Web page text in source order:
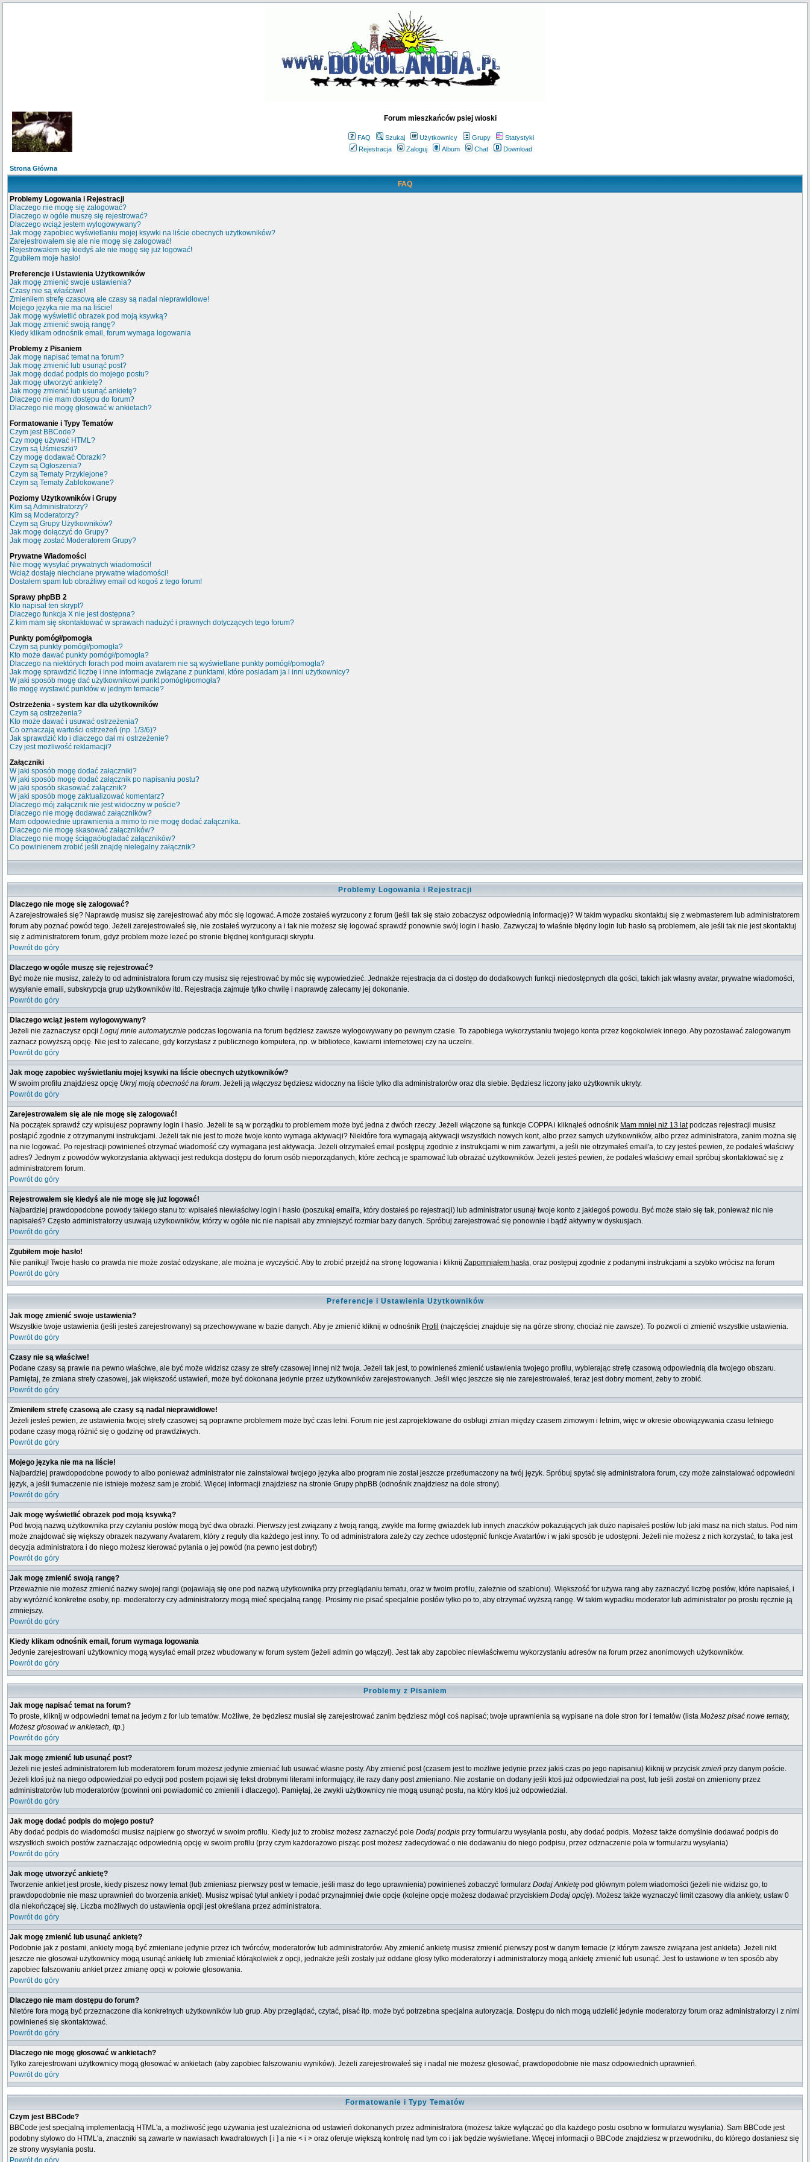
Forum mieszkańców psiej wioski
FAQ Szukaj Użytkownicy Grupy
Statystyki
Rejestracja
Zaloguj Album Chat Download
Strona Główna
FAQ
Problemy Logowania i Rejestracji
Dlaczego nie mogę się zalogować?
Dlaczego w ogóle muszę się rejestrować?
Dlaczego wciąż jestem wylogowywany?
Jak mogę zapobiec wyświetlaniu mojej ksywki na liście obecnych użytkowników?
Zarejestrowałem się ale nie mogę się zalogować!
Rejestrowałem się kiedyś ale nie mogę się już logować!
Zgubiłem moje hasło!
Preferencje i Ustawienia Użytkowników
Jak mogę zmienić swoje ustawienia?
Czasy nie są właściwe!
Zmieniłem strefę czasową ale czasy są nadal nieprawidłowe!
Mojego języka nie ma na liście!
Jak mogę wyświetlić obrazek pod moją ksywką?
Jak mogę zmienić swoją rangę?
Kiedy klikam odnośnik email, forum wymaga logowania
Problemy z Pisaniem
Jak mogę napisać temat na forum?
Jak mogę zmienić lub usunąć post?
Jak mogę dodać podpis do mojego postu?
Jak mogę utworzyć ankietę?
Jak mogę zmienić lub usunąć ankietę?
Dlaczego nie mam dostępu do forum?
Dlaczego nie mogę głosować w ankietach?
Formatowanie i Typy Tematów
Czym jest BBCode?
Czy mogę używać HTML?
Czym są Uśmieszki?
Czy mogę dodawać Obrazki?
Czym są Ogłoszenia?
Czym są Tematy Przyklejone?
Czym są Tematy Zablokowane?
Poziomy Użytkowników i Grupy
Kim są Administratorzy?
Kim są Moderatorzy?
Czym są Grupy Użytkowników?
Jak mogę dołączyć do Grupy?
Jak mogę zostać Moderatorem Grupy?
Prywatne Wiadomości
Nie mogę wysyłać prywatnych wiadomości!
Wciąż dostaję niechciane prywatne wiadomości!
Dostałem spam lub obraźliwy email od kogoś z tego forum!
Sprawy phpBB 2
Kto napisał ten skrypt?
Dlaczego funkcja X nie jest dostępna?
Z kim mam się skontaktować w sprawach nadużyć i prawnych dotyczących tego forum?
Punkty pomógł/pomogła
Czym są punkty pomógł/pomogła?
Kto może dawać punkty pomógł/pomogła?
Dlaczego na niektórych forach pod moim avatarem nie są wyświetlane punkty pomógł/pomogła?
Jak mogę sprawdzić liczbę i inne informacje związane z punktami, które posiadam ja i inni użytkownicy?
W jaki sposób mogę dać użytkownikowi punkt pomógł/pomogła?
Ile mogę wystawić punktów w jednym temacie?
Ostrzeżenia - system kar dla użytkowników
Czym są ostrzeżenia?
Kto może dawać i usuwać ostrzeżenia?
Co oznaczają wartości ostrzeżeń (np. 1/3/6)?
Jak sprawdzić kto i dlaczego dał mi ostrzeżenie?
Czy jest możliwość reklamacji?
Załączniki
W jaki sposób mogę dodać załączniki?
W jaki sposób mogę dodać załącznik po napisaniu postu?
W jaki sposób skasować załącznik?
W jaki sposób mogę zaktualizować komentarz?
Dlaczego mój załącznik nie jest widoczny w poście?
Dlaczego nie mogę dodawać załączników?
Mam odpowiednie uprawnienia a mimo to nie mogę dodać załącznika.
Dlaczego nie mogę skasować załączników?
Dlaczego nie mogę ściągać/ogladać załączników?
Co powinienem zrobić jeśli znajdę nielegalny załącznik?
Problemy Logowania i Rejestracji
Dlaczego nie mogę się zalogować?
A zarejestrowałeś się? Naprawdę musisz się zarejestrować aby móc się logować. A może zostałeś wyrzucony z forum (jeśli tak się stało zobaczysz odpowiednią informację)? W takim wypadku skontaktuj się z webmasterem lub administratorem
forum aby poznać powód tego. Jeżeli zarejestrowałeś się, nie zostałeś wyrzucony a i tak nie możesz się logować sprawdź ponownie swój login i hasło. Zazwyczaj to właśnie błędny login lub hasło są problemem, ale jeśli tak nie jest skontaktuj
się z administratorem forum, gdyż problem może leżeć po stronie błędnej konfiguracji skryptu.
Powrót do góry
Dlaczego w ogóle muszę się rejestrować?
Być może nie musisz, zależy to od administratora forum czy musisz się rejestrować by móc się wypowiedzieć. Jednakże rejestracja da ci dostęp do dodatkowych funkcji niedostępnych dla gości, takich jak własny avatar, prywatne wiadomości,
wysyłanie emaili, subskrypcja grup użytkowników itd. Rejestracja zajmuje tylko chwilę i naprawdę zalecamy jej dokonanie.
Powrót do góry
Dlaczego wciąż jestem wylogowywany?
Jeżeli nie zaznaczysz opcji Loguj mnie automatycznie podczas logowania na forum będziesz zawsze wylogowywany po pewnym czasie. To zapobiega wykorzystaniu twojego konta przez kogokolwiek innego. Aby pozostawać zalogowanym
zaznacz powyższą opcję. Nie jest to zalecane, gdy korzystasz z publicznego komputera, np. w bibliotece, kawiarni internetowej czy na uczelni.
Powrót do góry
Jak mogę zapobiec wyświetlaniu mojej ksywki na liście obecnych użytkowników?
W swoim profilu znajdziesz opcję Ukryj moją obecność na forum. Jeżeli ją włączysz będziesz widoczny na liście tylko dla administratorów oraz dla siebie. Będziesz liczony jako użytkownik ukryty.
Powrót do góry
Zarejestrowałem się ale nie mogę się zalogować!
Na początek sprawdź czy wpisujesz poprawny login i hasło. Jeżeli te są w porządku to problemem może być jedna z dwóch rzeczy. Jeżeli włączone są funkcje COPPA i kliknąłeś odnośnik Mam mniej niż 13 latpodczas rejestracji musisz
postąpić zgodnie z otrzymanymi instrukcjami. Jeżeli tak nie jest to może twoje konto wymaga aktywacji? Niektóre fora wymagają aktywacji wszystkich nowych kont, albo przez samych użytkowników, albo przez administratora, zanim można się
na nie logować. Po rejestracji powinieneś otrzymać wiadomość czy wymagana jest aktywacja. Jeżeli otrzymałeś email postępuj zgodnie z instrukcjami w nim zawartymi, a jeśli nie otrzymałeś email'a, to czy jesteś pewien, że podałeś właściwy
adres? Jednym z powodów wykorzystania aktywacji jest redukcja dostępu do forum osób nieporządanych, które zechcą je spamować lub obrażać użytkowników. Jeżeli jesteś pewien, że podałeś właściwy email spróbuj skontaktować się z
administratorem forum.
Powrót do góry
Rejestrowałem się kiedyś ale nie mogę się już logować!
Najbardziej prawdopodobne powody takiego stanu to: wpisałeś niewłaściwy login i hasło (poszukaj email'a, który dostałeś po rejestracji) lub administrator usunął twoje konto z jakiegoś powodu. Być może stało się tak, ponieważ nic nie
napisałeś? Często administratorzy usuwają użytkowników, którzy w ogóle nic nie napisali aby zmniejszyć rozmiar bazy danych. Spróbuj zarejestrować się ponownie i bądź aktywny w dyskusjach.
Powrót do góry
Zgubiłem moje hasło!
Nie panikuj! Twoje hasło co prawda nie może zostać odzyskane, ale można je wyczyścić. Aby to zrobić przejdź na stronę logowania i kliknij Zapomniałem hasła, oraz postępuj zgodnie z podanymi instrukcjami a szybko wrócisz na forum
Powrót do góry
Preferencje i Ustawienia Użytkowników
Jak mogę zmienić swoje ustawienia?
Wszystkie twoje ustawienia (jeśli jesteś zarejestrowany) są przechowywane w bazie danych. Aby je zmienić kliknij w odnośnik Profil (najczęściej znajduje się na górze strony, chociaż nie zawsze). To pozwoli ci zmienić wszystkie ustawienia.
Powrót do góry
Czasy nie są właściwe!
Podane czasy są prawie na pewno właściwe, ale być może widzisz czasy ze strefy czasowej innej niż twoja. Jeżeli tak jest, to powinieneś zmienić ustawienia twojego profilu, wybierając strefę czasową odpowiednią dla twojego obszaru.
Pamiętaj, że zmiana strefy czasowej, jak większość ustawień, może być dokonana jedynie przez użytkowników zarejestrowanych. Jeśli więc jeszcze się nie zarejestrowałeś, teraz jest dobry moment, żeby to zrobić.
Powrót do góry
Zmieniłem strefę czasową ale czasy są nadal nieprawidłowe!
Jeżeli jesteś pewien, że ustawienia twojej strefy czasowej są poprawne problemem może być czas letni. Forum nie jest zaprojektowane do osbługi zmian między czasem zimowym i letnim, więc w okresie obowiązywania czasu letniego
podane czasy mogą różnić się o godzinę od prawdziwych.
Powrót do góry
Mojego języka nie ma na liście!
Najbardziej prawdopodobne powody to albo ponieważ administrator nie zainstalował twojego języka albo program nie został jeszcze przetłumaczony na twój język. Spróbuj spytać się administratora forum, czy może zainstalować odpowiedni
język, a jeśli tłumaczenie nie istnieje możesz sam je zrobić. Więcej informacji znajdziesz na stronie Grupy phpBB (odnośnik znajdziesz na dole strony).
Powrót do góry
Jak mogę wyświetlić obrazek pod moją ksywką?
Pod twoją nazwą użytkownika przy czytaniu postów mogą być dwa obrazki. Pierwszy jest związany z twoją rangą, zwykle ma formę gwiazdek lub innych znaczków pokazujących jak dużo napisałeś postów lub jaki masz na nich status. Pod nim
może znajdować się większy obrazek nazywany Avatarem, który z reguły dla każdego jest inny. To od administratora zależy czy zechce udostępnić funkcje Avatartów i w jaki sposób je udostępni. Jeżeli nie możesz z nich korzystać, to taka jest
decyzja administratora i do niego możesz kierować pytania o jej powód (na pewno jest dobry!)
Powrót do góry
Jak mogę zmienić swoją rangę?
Przeważnie nie możesz zmienić nazwy swojej rangi (pojawiają się one pod nazwą użytkownika przy przeglądaniu tematu, oraz w twoim profilu, zależnie od szablonu). Większość for używa rang aby zaznaczyć liczbę postów, które napisałeś, i
aby wyróżnić konkretne osoby, np. moderatorzy czy administratorzy mogą mieć specjalną rangę. Prosimy nie pisać specjalnie postów tylko po to, aby otrzymać wyższą rangę. W takim wypadku moderator lub administrator po prostu ręcznie ją
zmniejszy.
Powrót do góry
Kiedy klikam odnośnik email, forum wymaga logowania
Jedynie zarejestrowani użytkownicy mogą wysyłać email przez wbudowany w forum system (jeżeli admin go włączył). Jest tak aby zapobiec niewłaściwemu wykorzystaniu adresów na forum przez anonimowych użytkowników.
Powrót do góry
Problemy z Pisaniem
Jak mogę napisać temat na forum?
To proste, kliknij w odpowiedni temat na jedym z for lub tematów. Możliwe, że będziesz musiał się zarejestrować zanim będziesz mógł coś napisać; twoje uprawnienia są wypisane na dole stron for i tematów (lista Możesz pisać nowe tematy,
Możesz głosować w ankietach, itp.)
Powrót do góry
Jak mogę zmienić lub usunąć post?
Jeżeli nie jesteś administratorem lub moderatorem forum możesz jedynie zmieniać lub usuwać własne posty. Aby zmienić post (czasem jest to możliwe jedynie przez jakiś czas po jego napisaniu) kliknij w przycisk zmień przy danym poście.
Jeżeli ktoś już na niego odpowiedział po edycji pod postem pojawi się tekst drobnymi literami informujący, ile razy dany post zmieniano. Nie zostanie on dodany jeśli ktoś już odpowiedział na post, lub jeśli został on zmieniony przez
administratorów lub moderatorów (powinni oni powiadomić co zmienili i dlaczego). Pamiętaj, że zwykli użytkownicy nie mogą usunąć postu, na który ktoś już odpowiedział.
Powrót do góry
Jak mogę dodać podpis do mojego postu?
Aby dodać podpis do wiadomości musisz najpierw go stworzyć w swoim profilu. Kiedy już to zrobisz możesz zaznaczyć pole Dodaj podpis przy formularzu wysyłania postu, aby dodać podpis. Możesz także domyślnie dodawać podpis do
wszystkich swoich postów zaznaczając odpowiednią opcję w swoim profilu (przy czym każdorazowo pisząc post możesz zadecydować o nie dodawaniu do niego podpisu, przez odznaczenie pola w formularzu wysyłania)
Powrót do góry
Jak mogę utworzyć ankietę?
Tworzenie ankiet jest proste, kiedy piszesz nowy temat (lub zmieniasz pierwszy post w temacie, jeśli masz do tego uprawnienia) powinieneś zobaczyć formularz Dodaj Ankietę pod głównym polem wiadomości (jeżeli nie widzisz go, to
prawdopodobnie nie masz uprawnień do tworzenia ankiet). Musisz wpisać tytuł ankiety i podać przynajmniej dwie opcje (kolejne opcje możesz dodawać przyciskiem Dodaj opcję). Możesz także wyznaczyć limit czasowy dla ankiety, ustaw 0
dla niekończącej się. Liczba możliwych do ustawienia opcji jest określana przez administratora.
Powrót do góry
Jak mogę zmienić lub usunąć ankietę?
Podobnie jak z postami, ankiety mogą być zmieniane jedynie przez ich twórców, moderatorów lub administratorów. Aby zmienić ankietę musisz zmienić pierwszy post w danym temacie (z którym zawsze związana jest ankieta). Jeżeli nikt
jeszcze nie głosował użytkownicy mogą usunąć ankietę lub zmieniać którąkolwiek z opcji, jednakże jeśli zostały już oddane głosy tylko moderatorzy i administratorzy mogą ankietę zmienić lub usunąć. Jest to ustawione w ten sposób aby
zapobiec fałszowaniu ankiet przez zmianę opcji w połowie głosowania.
Powrót do góry
Dlaczego nie mam dostępu do forum?
Nietóre fora mogą być przeznaczone dla konkretnych użytkowników lub grup. Aby przeglądać, czytać, pisać itp. może być potrzebna specjalna autoryzacja. Dostępu do nich mogą udzielić jedynie moderatorzy forum oraz administratorzy i z nimi
powinieneś się skontaktować.
Powrót do góry
Dlaczego nie mogę głosować w ankietach?
Tylko zarejestrowani użytkownicy mogą głosować w ankietach (aby zapobiec fałszowaniu wyników). Jeżeli zarejestrowałeś się i nadal nie możesz głosować, prawdopodobnie nie masz odpowiednich uprawnień.
Powrót do góry
Formatowanie i Typy Tematów
Czym jest BBCode?
BBCode jest specjalną implementacją HTML'a, a możliwość jego używania jest uzależniona od ustawień dokonanych przez administratora (możesz także wyłączać go dla każdego postu osobno w formularzu wysyłania). Sam BBCode jest
podobny stylowo do HTML'a, znaczniki są zawarte w nawiasach kwadratowych [ i ] a nie < i > oraz oferuje większą kontrolę nad tym co i jak będzie wyświetlane. Więcej informacji o BBCode znajdziesz w przewodniku, do którego dostaniesz się
ze strony wysyłania postu.
Powrót do góry